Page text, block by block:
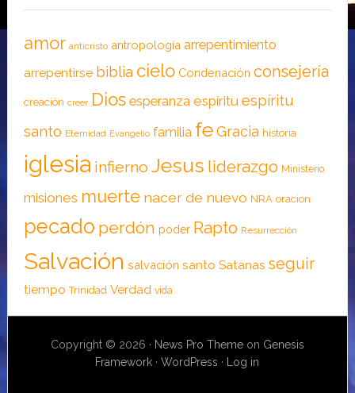
amor anticristo antropología arrepentimiento
arrepentirse biblia cielo Condenación consejería
creación creer Dios esperanza espíritu espíritu
santo Eternidad Evangelio familia feGracia historia
iglesia infierno Jesus liderazgo Ministerio
misiones muerte nacer de nuevo NRA oracion
pecado perdón poder Rapto Resurrección
Salvación salvación santo Satanas seguir
tiempo Trinidad Verdad vida
Copyright © 2026 · News Pro Themeon Genesis
Framework ·WordPress · Log in